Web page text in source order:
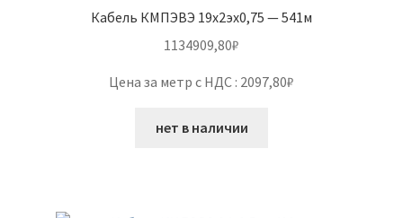
Кабель КМПЭВЭ 19х2эх0,75 — 541м
1134909,80₽
Цена за метр с НДС : 2097,80₽
нет в наличии